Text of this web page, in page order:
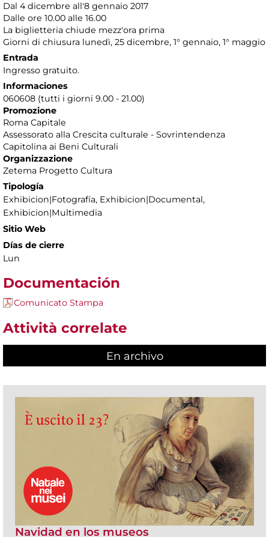
Dal 4 dicembre all'8 gennaio 2017
Dalle ore 10.00 alle 16.00
La biglietteria chiude mezz'ora prima
Giorni di chiusura lunedì, 25 dicembre, 1° gennaio, 1° maggio
Entrada
Ingresso gratuito.
Informaciones
060608 (tutti i giorni 9.00 - 21.00)
Promozione
Roma Capitale
Assessorato alla Crescita culturale - Sovrintendenza
Capitolina ai Beni Culturali
Organizzazione
Zetema Progetto Cultura
Tipología
Exhibicion|Fotografía, Exhibicion|Documental,
Exhibicion|Multimedia
Sitio Web
Días de cierre
Lun
Documentación
Comunicato Stampa
Attività correlate
En archivo
Navidad en los museos